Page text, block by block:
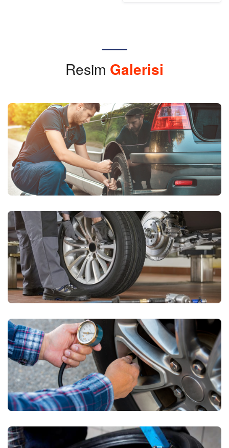
Resim Galerisi